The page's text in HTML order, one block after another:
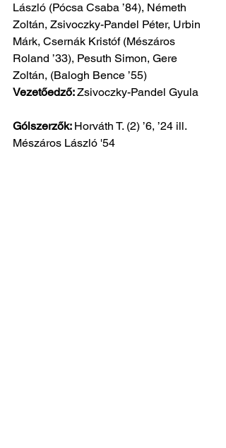
László (Pócsa Csaba ’84), Németh
Zoltán, Zsivoczky-Pandel Péter, Urbin
Márk, Csernák Kristóf (Mészáros
Roland ’33), Pesuth Simon, Gere
Zoltán, (Balogh Bence ’55)
Vezetőedző: Zsivoczky-Pandel Gyula
Gólszerzők: Horváth T. (2) ’6, ’24 ill.
Mészáros László '54